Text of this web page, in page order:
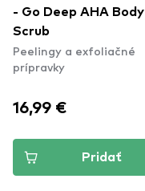
- Go Deep AHA Body
Scrub
Peelingy a exfoliačné
prípravky
16,99 €
Pridať